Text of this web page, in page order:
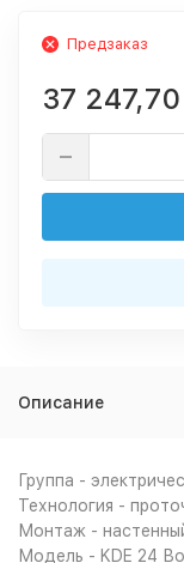
Предзаказ
37 247,70
Описание
Группа -
Технология -
Монтаж -
Модель - KDE 24